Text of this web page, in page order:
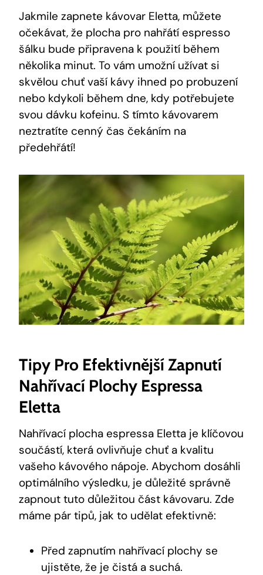
Jakmile zapnete kávovar Eletta, můžete
očekávat, že plocha pro nahřátí espresso
šálku bude připravena k použití během
několika minut. To vám umožní užívat si
skvělou chuť vaší kávy ihned po probuzení
nebo kdykoli během dne, kdy potřebujete
svou dávku kofeinu. S tímto kávovarem
neztratíte cenný čas čekáním na
předehřátí!
Tipy Pro Efektivnější Zapnutí
Nahřívací Plochy Espressa
Eletta
Nahřívací plocha espressa Eletta je klíčovou
součástí, která ovlivňuje chuť a kvalitu
vašeho kávového nápoje. Abychom dosáhli
optimálního výsledku, je důležité správně
zapnout tuto důležitou část kávovaru. Zde
máme pár tipů, jak to udělat efektivně:
Před zapnutím nahřívací plochy se
ujistěte, že je čistá a suchá.